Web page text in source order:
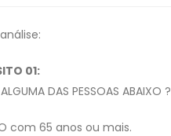
01:
DAS PESSOAS ABAIXO ?
com 65 anos ou mais.